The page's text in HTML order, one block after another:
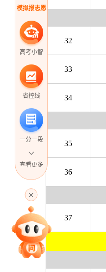
模拟报志愿
高考小智
省控线
一分一段
专家指导课
查看更多
32
33
34
35
36
37